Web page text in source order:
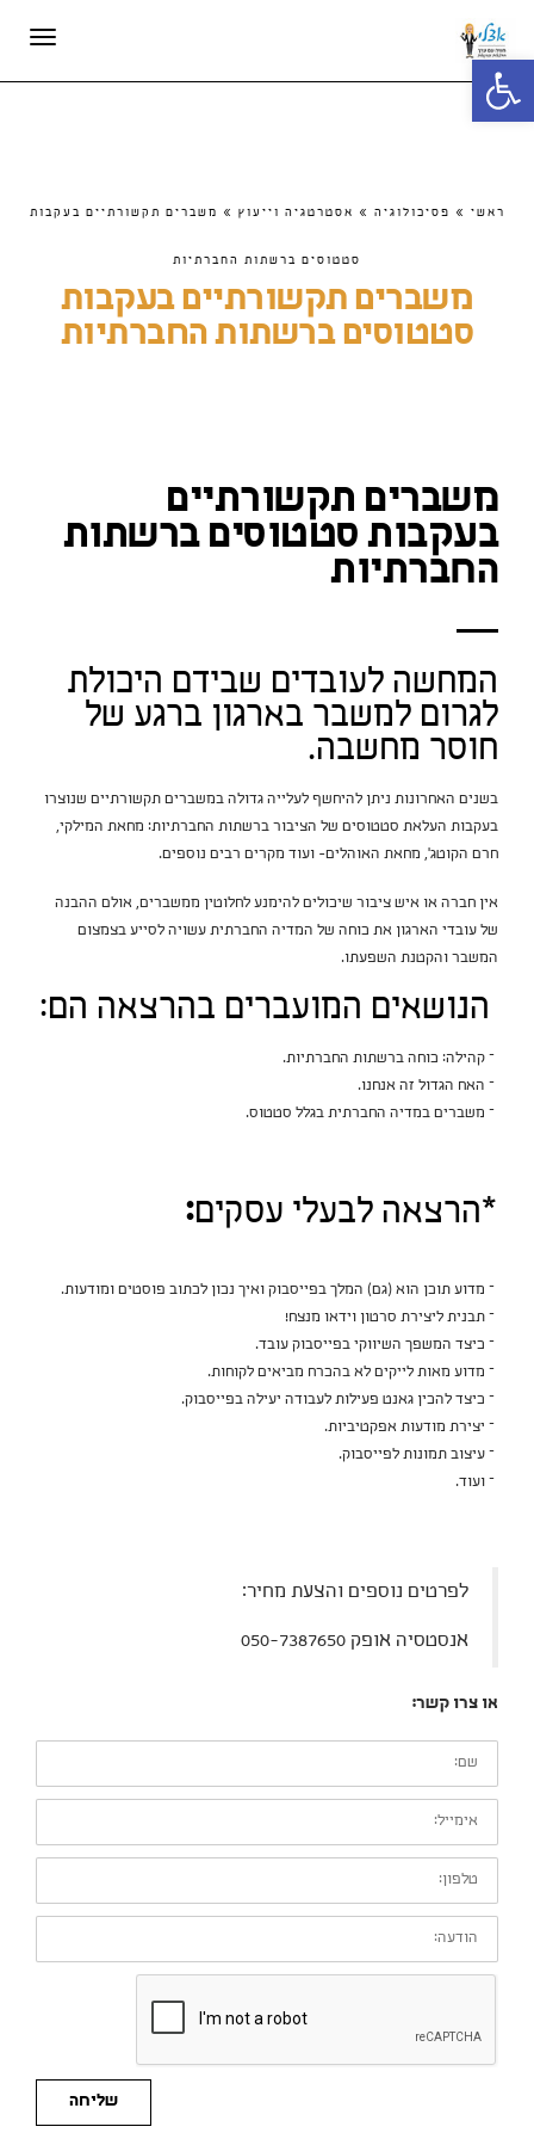
פתח סרגל נגישות
ראשי » פסיכולוגיה » אסטרטגיה וייעוץ » משברים תקשורתיים בעקבות
סטטוסים ברשתות החברתיות
משברים תקשורתיים בעקבות
סטטוסים ברשתות החברתיות
משברים תקשורתיים
בעקבות סטטוסים ברשתות
החברתיות
המחשה לעובדים שבידם היכולת
לגרום למשבר בארגון ברגע של
חוסר מחשבה.
בשנים האחרונות ניתן להיחשף לעלייה גדולה במשברים תקשורתיים שנוצרו
בעקבות העלאת סטטוסים של הציבור ברשתות החברתיות: מחאת המילקי,
חרם הקוטג', מחאת האוהלים- ועוד מקרים רבים נוספים.
אין חברה או איש ציבור שיכולים להימנע לחלוטין ממשברים, אולם ההבנה
של עובדי הארגון את כוחה של המדיה החברתית עשויה לסייע בצמצום
המשבר והקטנת השפעתו.
הנושאים המועברים בהרצאה הם:
– קהילה: כוחה ברשתות החברתיות.
– האח הגדול זה אנחנו.
– משברים במדיה החברתית בגלל סטטוס.
*הרצאה לבעלי עסקים:
– מדוע תוכן הוא (גם) המלך בפייסבוק ואיך נכון לכתוב פוסטים ומודעות.
– תבנית ליצירת סרטון וידאו מנצח!
– כיצד המשפך השיווקי בפייסבוק עובד.
– מדוע מאות לייקים לא בהכרח מביאים לקוחות.
– כיצד להכין גאנט פעילות לעבודה יעילה בפייסבוק.
– יצירת מודעות אפקטיביות.
– עיצוב תמונות לפייסבוק.
– ועוד.
לפרטים נוספים והצעת מחיר:
אנסטסיה אופק 050-7387650
או צרו קשר:
שם:
אימייל:
טלפון:
הודעה:
שליחה